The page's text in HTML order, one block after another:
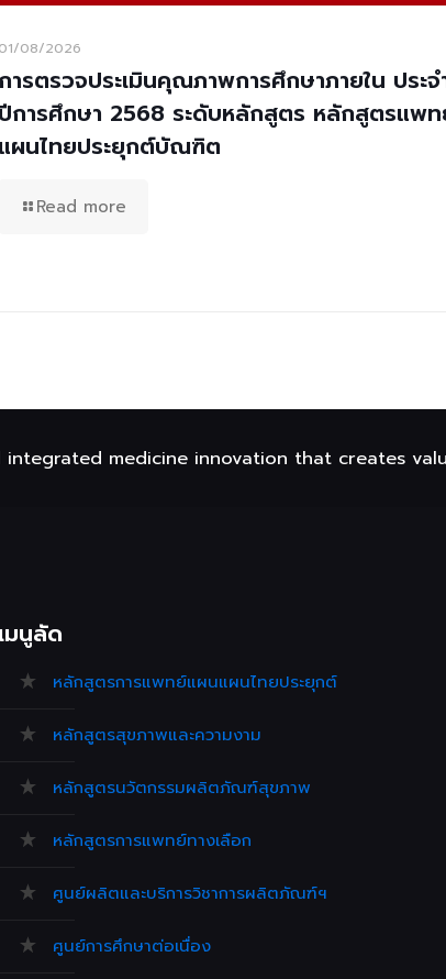
01/08/2026
การตรวจประเมินคุณภาพการศึกษาภายใน ประจ
การศึกษา 2568 ระดับหลักสูตร หลักสูตรแพ
แผนไทยประยุกต์บัณฑิต
Read more
medicine innovation that creates
เมนูลัด
หลักสูตรการแพทย์แผนแผนไทยประยุกต์
หลักสูตรสุขภาพและความงาม
หลักสูตรนวัตกรรมผลิตภัณฑ์สุขภาพ
หลักสูตรการแพทย์ทางเลือก
ศูนย์ผลิตและบริการวิชาการผลิตภัณฑ์ฯ
ศูนย์การศึกษาต่อเนื่อง